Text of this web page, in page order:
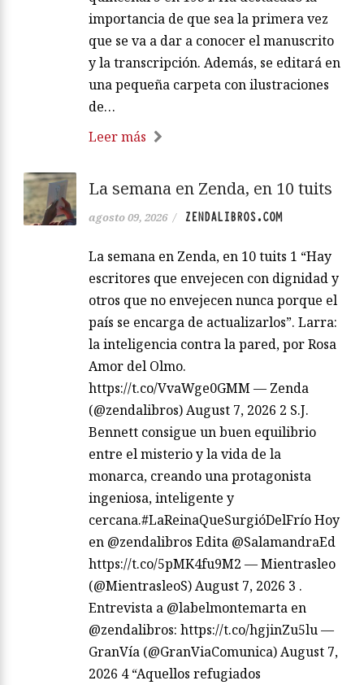
importancia de que sea la primera vez
que se va a dar a conocer el manuscrito
y la transcripción. Además, se editará en
una pequeña carpeta con ilustraciones
de…
Leer más
La semana en Zenda, en 10 tuits
agosto 09, 2026 / ZENDALIBROS.COM
La semana en Zenda, en 10 tuits 1 “Hay
escritores que envejecen con dignidad y
otros que no envejecen nunca porque el
país se encarga de actualizarlos”. Larra:
la inteligencia contra la pared, por Rosa
Amor del Olmo.
https://t.co/VvaWge0GMM — Zenda
(@zendalibros) August 7, 2026 2 S.J.
Bennett consigue un buen equilibrio
entre el misterio y la vida de la
monarca, creando una protagonista
ingeniosa, inteligente y
cercana.#LaReinaQueSurgióDelFrío Hoy
en @zendalibros Edita @SalamandraEd
https://t.co/5pMK4fu9M2 — Mientrasleo
(@MientrasleoS) August 7, 2026 3 .
Entrevista a @labelmontemarta en
@zendalibros: https://t.co/hgjinZu5lu —
GranVía (@GranViaComunica) August 7,
2026 4 “Aquellos refugiados